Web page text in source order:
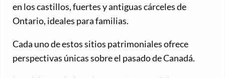
en los castillos, fuertes y antiguas cárceles de
Ontario, ideales para familias.
Cada uno de estos sitios patrimoniales ofrece
perspectivas únicas sobre el pasado de Canadá.